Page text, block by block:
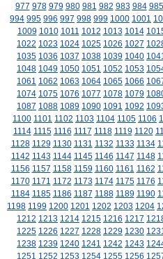
977 978 979 980 981 982 983 984 985
994 995 996 997 998 999 1000 1001
1009 1010 1011 1012 1013 1014
1022 1023 1024 1025 1026 1027
1035 1036 1037 1038 1039 1040
1048 1049 1050 1051 1052 1053
1061 1062 1063 1064 1065 1066
1074 1075 1076 1077 1078 1079
1087 1088 1089 1090 1091 1092
1100 1101 1102 1103 1104 1105 1106
1114 1115 1116 1117 1118 1119 1120
1128 1129 1130 1131 1132 1133 1134
1142 1143 1144 1145 1146 1147 1148
1156 1157 1158 1159 1160 1161 1162
1170 1171 1172 1173 1174 1175 1176
1184 1185 1186 1187 1188 1189 1190
1198 1199 1200 1201 1202 1203 1204
1212 1213 1214 1215 1216 1217
1225 1226 1227 1228 1229 1230
1238 1239 1240 1241 1242 1243
1251 1252 1253 1254 1255 1256